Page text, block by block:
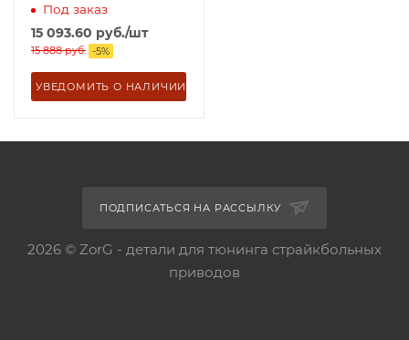
Под заказ
15 093.60 руб./шт
15 888руб. -5%
УВЕДОМИТЬ О НАЛИЧИИ
ПОДПИСАТЬСЯ НА РАССЫЛКУ
2026 © ZorG - детали для тюнинга страйкбольных
приводов